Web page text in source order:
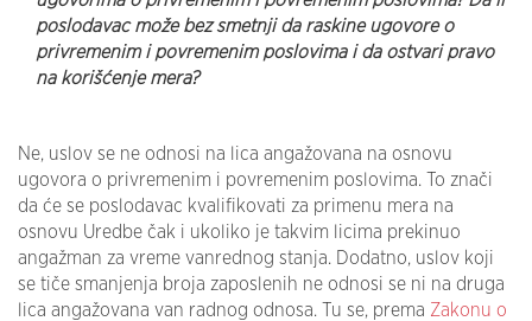
poslodavac može bez smetnji da raskine ugovore o
privremenim i povremenim poslovima i da ostvari pravo
na korišćenje mera?
Ne, uslov se ne odnosi na lica angažovana na osnovu
ugovora o privremenim i povremenim poslovima. To znači
da će se poslodavac kvalifikovati za primenu mera na
osnovu Uredbe čak i ukoliko je takvim licima prekinuo
angažman za vreme vanrednog stanja. Dodatno, uslov koji
se tiče smanjenja broja zaposlenih ne odnosi se ni na druga
lica angažovana van radnog odnosa. Tu se, prema Zakonu o